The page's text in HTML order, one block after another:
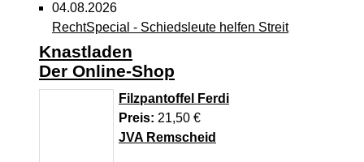
Anerkennung für innovative
Suizidpräventionsarbeit: JVA Köln ausgezeichnet
14.07.2026
Justiz der Zukunft gemeinsam gestalten: Minister
Limbach zieht positive Bilanz des Projekts
Zukunftswerkstatt Justiz Nordrhein-Westfalen
04.08.2026
RechtSpecial - Schiedsleute helfen Streit
schlichten!
03.08.2026
Newsletter August 2026
Knastladen
Der Online-Shop
Filzpantoffel Ferdi
Preis: 21,50 €
JVA Remscheid